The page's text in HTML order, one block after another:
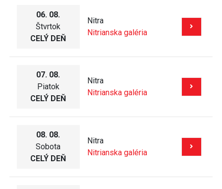
06. 08.
Štvrtok
CELÝ DEŇ
Nitra
Nitrianska galéria
07. 08.
Piatok
CELÝ DEŇ
Nitra
Nitrianska galéria
08. 08.
Sobota
CELÝ DEŇ
Nitra
Nitrianska galéria